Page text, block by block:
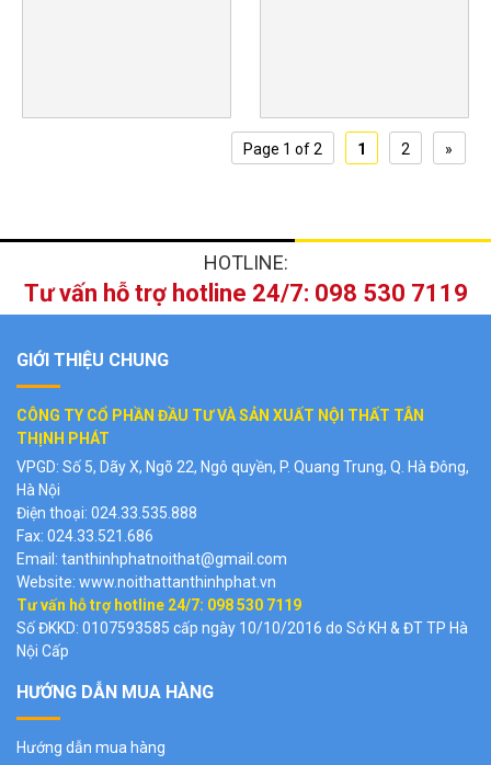
Page 1 of 2 1 2 »
HOTLINE:
Tư vấn hỗ trợ hotline 24/7: 098 530 7119
GIỚI THIỆU CHUNG
CÔNG TY CỔ PHẦN ĐẦU TƯ VÀ SẢN XUẤT NỘI THẤT TÂN
THỊNH PHÁT
VPGD: Số 5, Dãy X, Ngõ 22, Ngô quyền, P. Quang Trung, Q. Hà Đông,
Hà Nội
Điện thoại: 024.33.535.888
Fax: 024.33.521.686
Email: tanthinhphatnoithat@gmail.com
Website: www.noithattanthinhphat.vn
Tư vấn hỗ trợ hotline 24/7: 098 530 7119
Số ĐKKD: 0107593585 cấp ngày 10/10/2016 do Sở KH & ĐT TP Hà
Nội Cấp
HƯỚNG DẪN MUA HÀNG
Hướng dẫn mua hàng